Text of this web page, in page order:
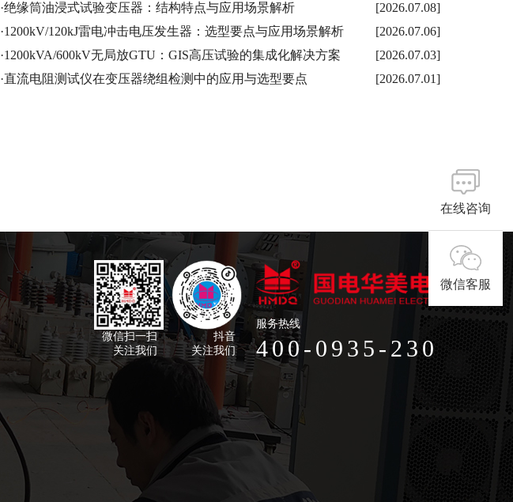
·绝缘筒油浸式试验变压器：结构特点与应用场景解析
[2026.07.08]
·1200kV/120kJ雷电冲击电压发生器：选型要点与应用场景解析
[2026.07.06]
·1200kVA/600kV无局放GTU：GIS高压试验的集成化解决方案
[2026.07.03]
·直流电阻测试仪在变压器绕组检测中的应用与选型要点 [2026.07.01]
微信扫一扫
关注我们
抖音
关注我们
服务热线
400-0935-230
在线咨询
微信客服